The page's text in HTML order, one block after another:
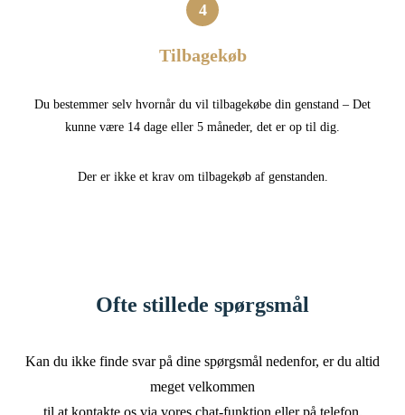
4
Tilbagekøb
Du bestemmer selv hvornår du vil tilbagekøbe din genstand – Det
kunne være 14 dage eller 5 måneder, det er op til dig.
Der er ikke et krav om tilbagekøb af genstanden.
Ofte stillede spørgsmål
Kan du ikke finde svar på dine spørgsmål nedenfor, er du altid
meget velkommen
til at kontakte os via vores chat-funktion eller på telefon.